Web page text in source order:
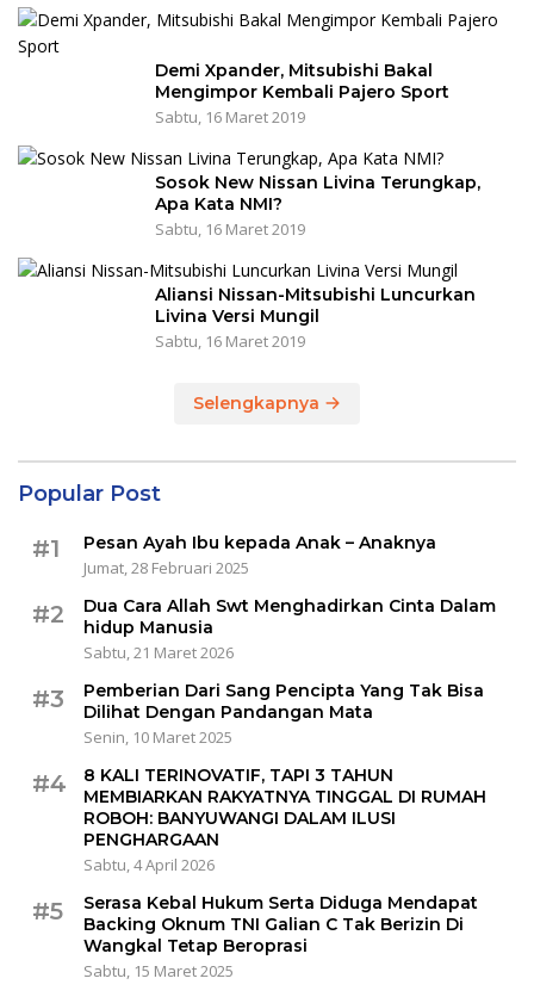
Demi Xpander, Mitsubishi Bakal
Mengimpor Kembali Pajero Sport
Sabtu, 16 Maret 2019
Sosok New Nissan Livina Terungkap,
Apa Kata NMI?
Sabtu, 16 Maret 2019
Aliansi Nissan-Mitsubishi Luncurkan
Livina Versi Mungil
Sabtu, 16 Maret 2019
Selengkapnya
Popular Post
#1
Pesan Ayah Ibu kepada Anak – Anaknya
Jumat, 28 Februari 2025
#2
Dua Cara Allah Swt Menghadirkan Cinta Dalam
hidup Manusia
Sabtu, 21 Maret 2026
#3
Pemberian Dari Sang Pencipta Yang Tak Bisa
Dilihat Dengan Pandangan Mata
Senin, 10 Maret 2025
#4
8 KALI TERINOVATIF, TAPI 3 TAHUN
MEMBIARKAN RAKYATNYA TINGGAL DI RUMAH
ROBOH: BANYUWANGI DALAM ILUSI
PENGHARGAAN
Sabtu, 4 April 2026
#5
Serasa Kebal Hukum Serta Diduga Mendapat
Backing Oknum TNI Galian C Tak Berizin Di
Wangkal Tetap Beroprasi
Sabtu, 15 Maret 2025